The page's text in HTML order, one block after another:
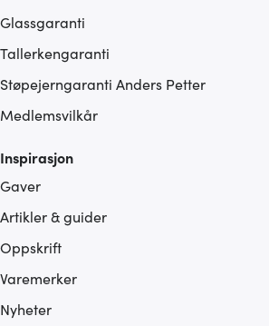
Glassgaranti
Tallerkengaranti
Støpejerngaranti Anders Petter
Medlemsvilkår
Inspirasjon
Gaver
Artikler & guider
Oppskrift
Varemerker
Nyheter